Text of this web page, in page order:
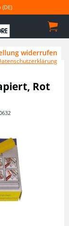
Rot
widerrufen